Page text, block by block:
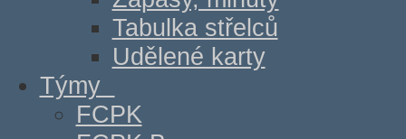
Tabulka střelců
Udělené karty
Týmy
FCPK